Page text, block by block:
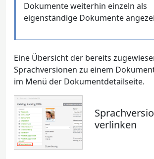
Dokumente weiterhin einzeln als
eigenständige Dokumente
Eine Übersicht der bereits
Sprachversionen zu einem
im Menü der Dokumentdetailseite.
verlinken